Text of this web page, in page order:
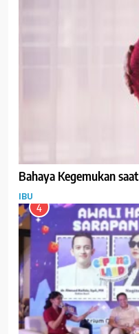
Bahaya Kegemukan
IBU
4